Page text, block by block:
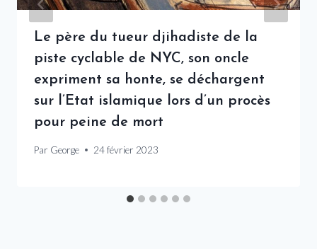
Le père du tueur djihadiste de la
piste cyclable de NYC, son oncle
expriment sa honte, se déchargent
sur l’Etat islamique lors d’un procès
pour peine de mort
Par George 24 février 2023